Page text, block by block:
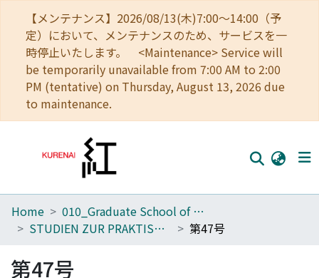
【メンテナンス】2026/08/13(木)7:00～14:00（予
定）において、メンテナンスのため、サービスを一
時停止いたします。 <Maintenance> Service will
be temporarily unavailable from 7:00 AM to 2:00
PM (tentative) on Thursday, August 13, 2026 due
to maintenance.
Home
Browse
Home
010_Graduate School of Letters
STUDIEN ZUR PRAKTISCHEN PHILOSOPHIE
第47号
第47号